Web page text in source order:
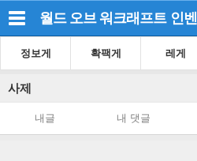
월드 오브 워크래프트 인벤
정보게 확팩게 레게
사제
내글 내 댓글